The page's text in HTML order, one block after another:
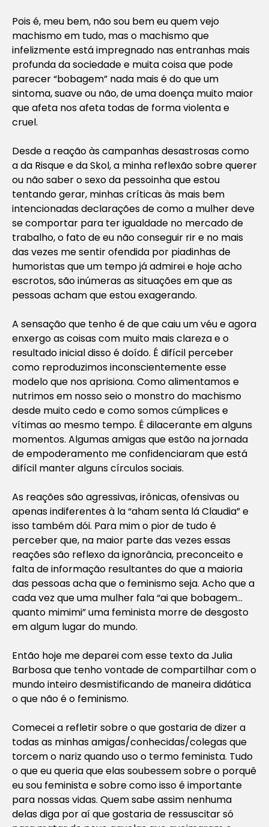
Pois é, meu bem, não sou bem eu quem vejo
machismo em tudo, mas o machismo que
infelizmente está impregnado nas entranhas mais
profunda da sociedade e muita coisa que pode
parecer “bobagem” nada mais é do que um
sintoma, suave ou não, de uma doença muito maior
que afeta nos afeta todas de forma violenta e
cruel.
Desde a reação às campanhas desastrosas como
a da Risque e da Skol, a minha reflexão sobre querer
ou não saber o sexo da pessoinha que estou
tentando gerar, minhas críticas às mais bem
intencionadas declarações de como a mulher deve
se comportar para ter igualdade no mercado de
trabalho, o fato de eu não conseguir rir e no mais
das vezes me sentir ofendida por piadinhas de
humoristas que um tempo já admirei e hoje acho
escrotos, são inúmeras as situações em que as
pessoas acham que estou exagerando.
A sensação que tenho é de que caiu um véu e agora
enxergo as coisas com muito mais clareza e o
resultado inicial disso é doído. É difícil perceber
como reproduzimos inconscientemente esse
modelo que nos aprisiona. Como alimentamos e
nutrimos em nosso seio o monstro do machismo
desde muito cedo e como somos cúmplices e
vítimas ao mesmo tempo. É dilacerante em alguns
momentos. Algumas amigas que estão na jornada
de empoderamento me confidenciaram que está
difícil manter alguns círculos sociais.
As reações são agressivas, irônicas, ofensivas ou
apenas indiferentes à la “aham senta lá Claudia” e
isso também dói. Para mim o pior de tudo é
perceber que, na maior parte das vezes essas
reações são reflexo da ignorância, preconceito e
falta de informação resultantes do que a maioria
das pessoas acha que o feminismo seja. Acho que a
cada vez que uma mulher fala “ai que bobagem…
quanto mimimi” uma feminista morre de desgosto
em algum lugar do mundo.
Então hoje me deparei com esse texto da Julia
Barbosa que tenho vontade de compartilhar com o
mundo inteiro desmistificando de maneira didática
o que não é o feminismo.
Comecei a refletir sobre o que gostaria de dizer a
todas as minhas amigas/conhecidas/colegas que
torcem o nariz quando uso o termo feminista. Tudo
o que eu queria que elas soubessem sobre o porquê
eu sou feminista e sobre como isso é importante
para nossas vidas. Quem sabe assim nenhuma
delas diga por aí que gostaria de ressuscitar só